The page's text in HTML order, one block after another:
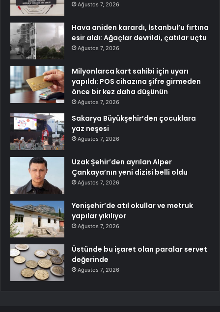
Ağustos 7, 2026
Hava aniden karardı, İstanbul’u fırtına
esir aldı: Ağaçlar devrildi, çatılar uçtu
Ağustos 7, 2026
Milyonlarca kart sahibi için uyarı
yapıldı: POS cihazına şifre girmeden
önce bir kez daha düşünün
Ağustos 7, 2026
Sakarya Büyükşehir’den çocuklara
yaz neşesi
Ağustos 7, 2026
Uzak Şehir’den ayrılan Alper
Çankaya’nın yeni dizisi belli oldu
Ağustos 7, 2026
Yenişehir’de atıl okullar ve metruk
yapılar yıkılıyor
Ağustos 7, 2026
Üstünde bu işaret olan paralar servet
değerinde
Ağustos 7, 2026